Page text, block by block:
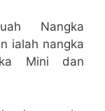
Nangka
ialah nangka
Mini dan